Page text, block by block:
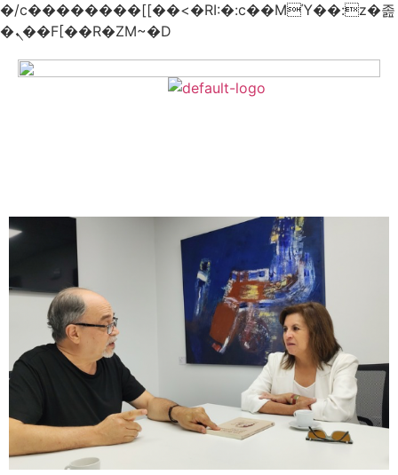
�/c��������[[��<�RI:�:c��MΎ��:z�졾
�ܢ��F[��R�ZM~�D